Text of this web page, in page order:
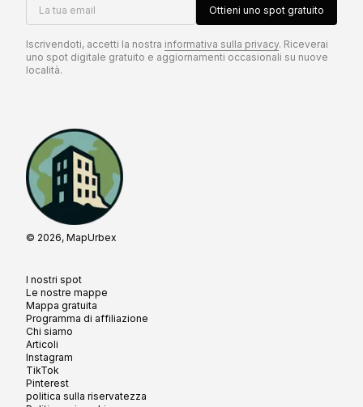
© 2026, MapUrbex
I nostri spot
Le nostre mappe
Mappa gratuita
Programma di affiliazione
Chi siamo
Articoli
Instagram
TikTok
Pinterest
politica sulla riservatezza
La tua email Ottieni uno spot gratuito
Iscrivendoti, accetti la nostra informativa sulla privacy. Riceverai
uno spot digitale gratuito e aggiornamenti occasionali su nuove
località.